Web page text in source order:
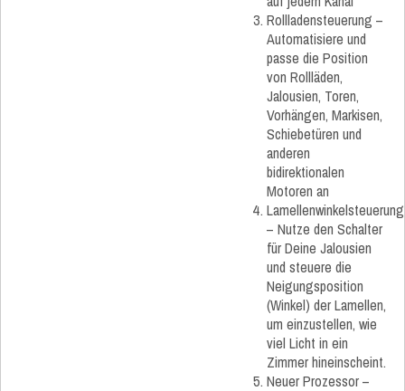
Rollladensteuerung –
Automatisiere und
passe die Position
von Rollläden,
Jalousien, Toren,
Vorhängen, Markisen,
Schiebetüren und
anderen
bidirektionalen
Motoren an
Lamellenwinkelsteuerung
– Nutze den Schalter
für Deine Jalousien
und steuere die
Neigungsposition
(Winkel) der Lamellen,
um einzustellen, wie
viel Licht in ein
Zimmer hineinscheint.
Neuer Prozessor –